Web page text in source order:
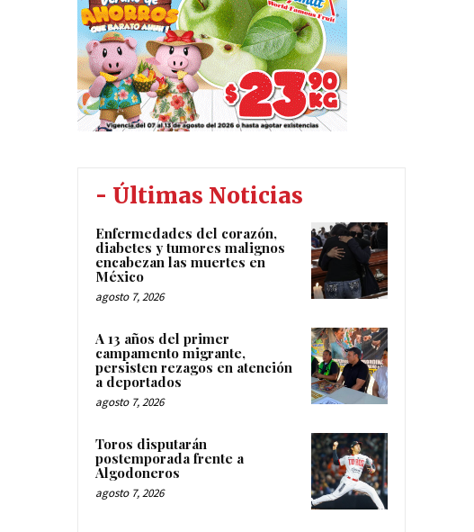
- Últimas Noticias
Enfermedades del corazón,
diabetes y tumores malignos
encabezan las muertes en
México
agosto 7, 2026
A 13 años del primer
campamento migrante,
persisten rezagos en atención
a deportados
agosto 7, 2026
Toros disputarán
postemporada frente a
Algodoneros
agosto 7, 2026